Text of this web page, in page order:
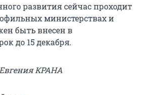
развития сейчас проходит
министерствах и
быть внесен в
до 15 декабря.
КРАНА